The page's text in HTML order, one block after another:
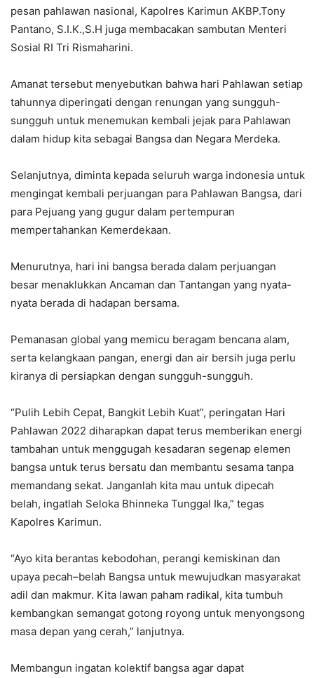
pesan pahlawan nasional, Kapolres Karimun AKBP.Tony
Pantano, S.I.K.,S.H juga membacakan sambutan Menteri
Sosial RI Tri Rismaharini.
Amanat tersebut menyebutkan bahwa hari Pahlawan setiap
tahunnya diperingati dengan renungan yang sungguh-
sungguh untuk menemukan kembali jejak para Pahlawan
dalam hidup kita sebagai Bangsa dan Negara Merdeka.
Selanjutnya, diminta kepada seluruh warga indonesia untuk
mengingat kembali perjuangan para Pahlawan Bangsa, dari
para Pejuang yang gugur dalam pertempuran
mempertahankan Kemerdekaan.
Menurutnya, hari ini bangsa berada dalam perjuangan
besar menaklukkan Ancaman dan Tantangan yang nyata-
nyata berada di hadapan bersama.
Pemanasan global yang memicu beragam bencana alam,
serta kelangkaan pangan, energi dan air bersih juga perlu
kiranya di persiapkan dengan sungguh-sungguh.
“Pulih Lebih Cepat, Bangkit Lebih Kuat”, peringatan Hari
Pahlawan 2022 diharapkan dapat terus memberikan energi
tambahan untuk menggugah kesadaran segenap elemen
bangsa untuk terus bersatu dan membantu sesama tanpa
memandang sekat. Janganlah kita mau untuk dipecah
belah, ingatlah Seloka Bhinneka Tunggal Ika,” tegas
Kapolres Karimun.
“Ayo kita berantas kebodohan, perangi kemiskinan dan
upaya pecah–belah Bangsa untuk mewujudkan masyarakat
adil dan makmur. Kita lawan paham radikal, kita tumbuh
kembangkan semangat gotong royong untuk menyongsong
masa depan yang cerah,” lanjutnya.
Membangun ingatan kolektif bangsa agar dapat